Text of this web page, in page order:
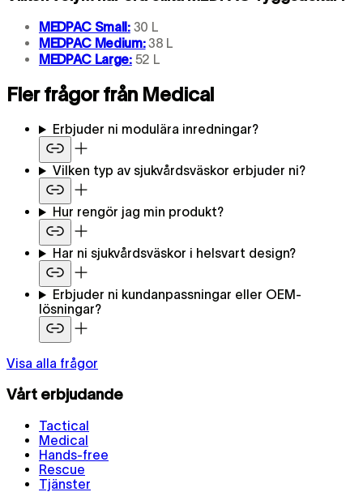
MEDPAC Small:30 L
MEDPAC Medium:38 L
MEDPAC Large:52 L
Fler frågor från Medical
Erbjuder ni modulära inredningar?
Vilken typ av sjukvårdsväskor erbjuder ni?
Hur rengör jag min produkt?
Har ni sjukvårdsväskor i helsvart design?
Erbjuder ni kundanpassningar eller OEM-
lösningar?
Visa alla frågor
Vårt erbjudande
Tactical
Medical
Hands-free
Rescue
Tjänster